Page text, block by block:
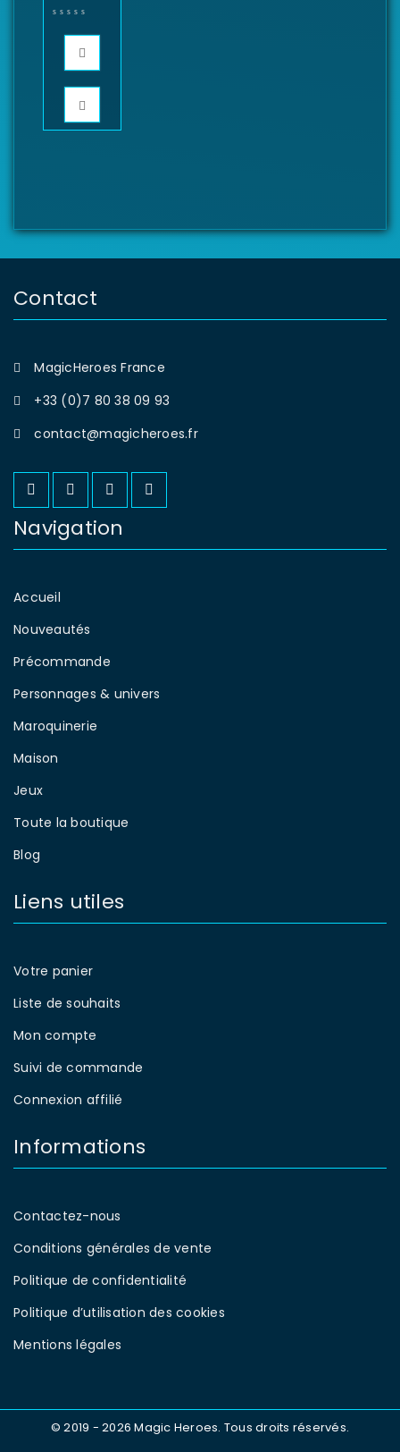
Contact
MagicHeroes France
+33 (0)7 80 38 09 93
contact@magicheroes.fr
Navigation
Accueil
Nouveautés
Précommande
Personnages & univers
Maroquinerie
Maison
Jeux
Toute la boutique
Blog
Liens utiles
Votre panier
Liste de souhaits
Mon compte
Suivi de commande
Connexion affilié
Informations
Contactez-nous
Conditions générales de vente
Politique de confidentialité
Politique d’utilisation des cookies
Mentions légales
© 2019 - 2026 Magic Heroes. Tous droits réservés.